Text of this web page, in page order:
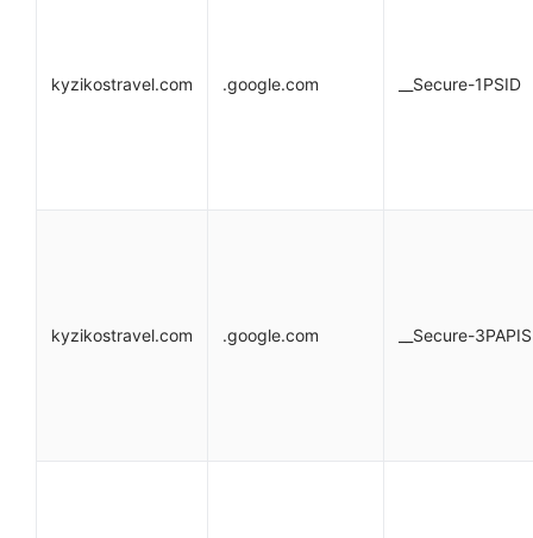
kyzikostravel.com .google.com __Secure-1PSID
kyzikostravel.com .google.com __Secure-